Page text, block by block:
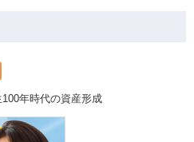
年時代の資産形成